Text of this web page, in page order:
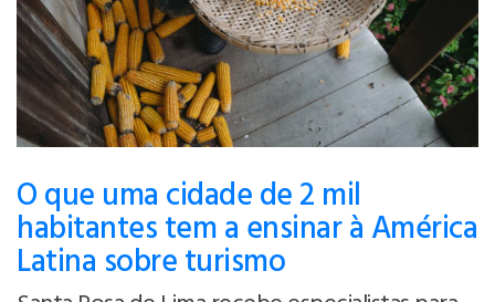
O que uma cidade de 2 mil
habitantes tem a ensinar à América
Latina sobre turismo